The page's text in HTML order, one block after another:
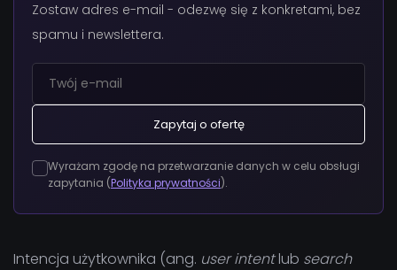
Zostaw adres e-mail - odezwę się z konkretami, bez
spamu i newslettera.
Zapytaj o ofertę
Wyrażam zgodę na przetwarzanie danych w celu obsługi
zapytania (Polityka prywatności).
Intencja użytkownika (ang. user intentlub search